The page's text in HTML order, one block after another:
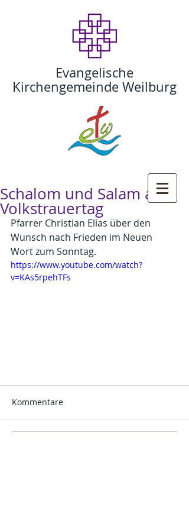
Evangelische
Kirchengemeinde Weilburg
Schalom und Salam am
Volkstrauertag
Pfarrer Christian Elias über den
Wunsch nach Frieden im Neuen
Wort zum Sonntag.
https://www.youtube.com/watch?
v=KAs5rpehTFs
Kommentare